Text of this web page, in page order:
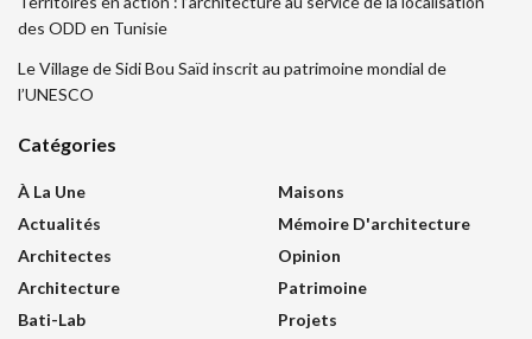
des ODD en Tunisie
Le Village de Sidi Bou Saïd inscrit au patrimoine mondial de
l’UNESCO
Catégories
À La Une
Actualités
Architectes
Architecture
Bati-Lab
Maisons
Mémoire D'architecture
Opinion
Patrimoine
Projets